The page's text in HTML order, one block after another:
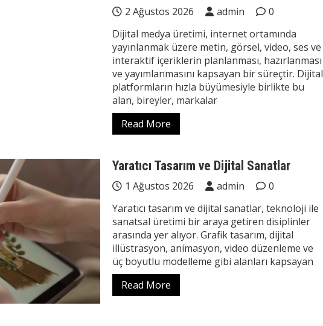
2 Ağustos 2026 admin
0
Dijital medya üretimi, internet ortamında
yayınlanmak üzere metin, görsel, video, ses ve
interaktif içeriklerin planlanması, hazırlanması
ve yayımlanmasını kapsayan bir süreçtir. Dijital
platformların hızla büyümesiyle birlikte bu
alan, bireyler, markalar
Read More
Yaratıcı Tasarım ve Dijital Sanatlar
1 Ağustos 2026 admin
0
Yaratıcı tasarım ve dijital sanatlar, teknoloji ile
sanatsal üretimi bir araya getiren disiplinler
arasında yer alıyor. Grafik tasarım, dijital
illüstrasyon, animasyon, video düzenleme ve
üç boyutlu modelleme gibi alanları kapsayan
Read More